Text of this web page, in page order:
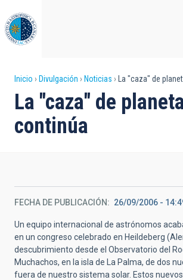
al
contenido
principal
Sobrescribir
enlaces
de
la
navegación
Inicio Divulgación Noticias La "caza" de
La "caza" de
continúa
FECHA DE PUBLICACIÓN 26/09/2006 -
Un equipo internacional de astrónomos
en un congreso celebrado en Heildeberg
descubrimiento desde el Observatorio del
Muchachos, en la isla de La Palma, de dos
fuera de nuestro sistema solar. Estos